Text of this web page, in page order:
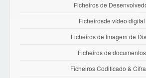
Ficheiros de
Ficheirosde vídeo digital
Ficheiros de Imagem de
Ficheiros de documentos
Ficheiros Codificado &